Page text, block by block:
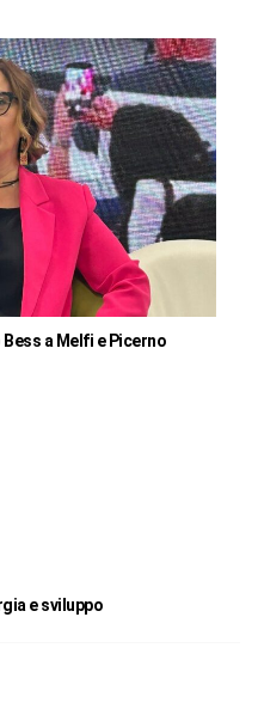
a Melfi e Picerno
e sviluppo